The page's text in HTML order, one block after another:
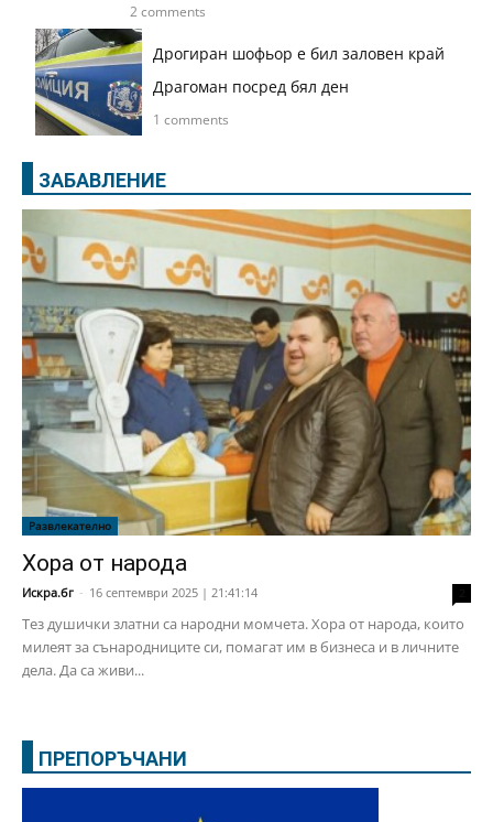
2 comments
Дрогиран шофьор е бил заловен край
Драгоман посред бял ден
1 comments
ЗАБАВЛЕНИЕ
Развлекателно
Хора от народа
Искра.бг - 16 септември 2025 | 21:41:14
Тез душички златни са народни момчета. Хора от народа, които
милеят за сънародниците си, помагат им в бизнеса и в личните
дела. Да са живи...
ПРЕПОРЪЧАНИ